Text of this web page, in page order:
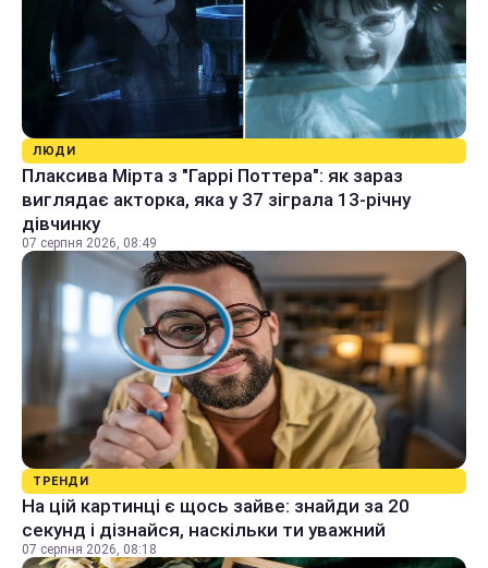
ЛЮДИ
Плаксива Мірта з "Гаррі Поттера": як зараз
виглядає акторка, яка у 37 зіграла 13-річну
дівчинку
07 серпня 2026, 08:49
ТРЕНДИ
На цій картинці є щось зайве: знайди за 20
секунд і дізнайся, наскільки ти уважний
07 серпня 2026, 08:18